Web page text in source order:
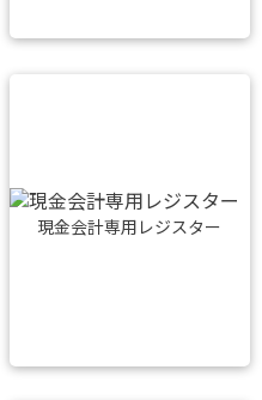
現金会計専用レジスター